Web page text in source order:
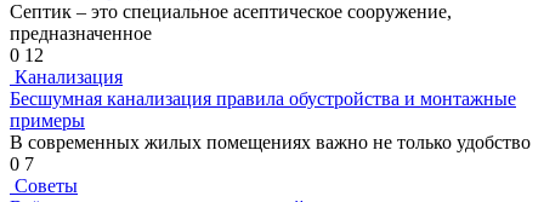
Септик – это специальное асептическое сооружение,
предназначенное
0 12
Канализация
Бесшумная канализация правила обустройства и монтажные
примеры
В современных жилых помещениях важно не только удобство
0 7
Советы